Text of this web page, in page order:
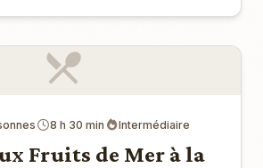
8 h 30 min Intermédiaire
Fruits de Mer à la